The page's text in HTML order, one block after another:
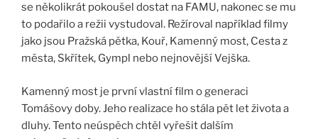
se několikrát pokoušel dostat na FAMU, nakonec se mu
to podařilo a režii vystudoval. Režíroval například filmy
jako jsou Pražská pětka, Kouř, Kamenný most, Cesta z
města, Skřítek, Gympl nebo nejnovější Vejška.
Kamenný most je první vlastní film o generaci
Tomášovy doby. Jeho realizace ho stála pět let života a
dluhy. Tento neúspěch chtěl vyřešit dalším